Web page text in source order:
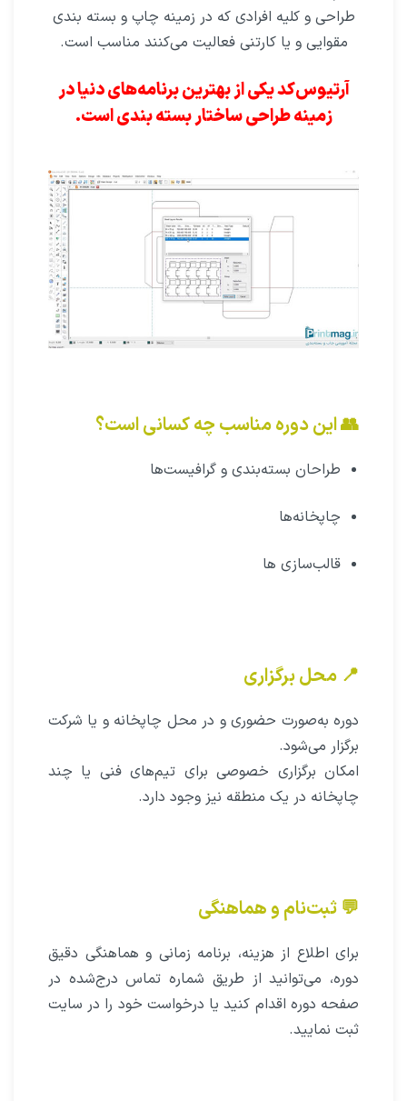
طراحی و کلیه افرادی که در زمینه چاپ و بسته بندی
مقوایی و یا کارتنی فعالیت می‌کنند مناسب است.
آرتیوس‌کد یکی از بهترین برنامه‌های دنیا در
زمینه طراحی ساختار بسته بندی است.
👥 این دوره مناسب چه کسانی است؟
طراحان بسته‌بندی و گرافیست‌ها
چاپخانه‌ها
قالب‌سازی ها
📍 محل برگزاری
دوره به‌صورت حضوری و در محل چاپخانه و یا شرکت
برگزار می‌شود.
امکان برگزاری خصوصی برای تیم‌های فنی یا چند
چاپخانه در یک منطقه نیز وجود دارد.
💬 ثبت‌نام و هماهنگی
برای اطلاع از هزینه، برنامه زمانی و هماهنگی دقیق
دوره، می‌توانید از طریق شماره تماس درج‌شده در
صفحه دوره اقدام کنید یا درخواست خود را در سایت
ثبت نمایید.